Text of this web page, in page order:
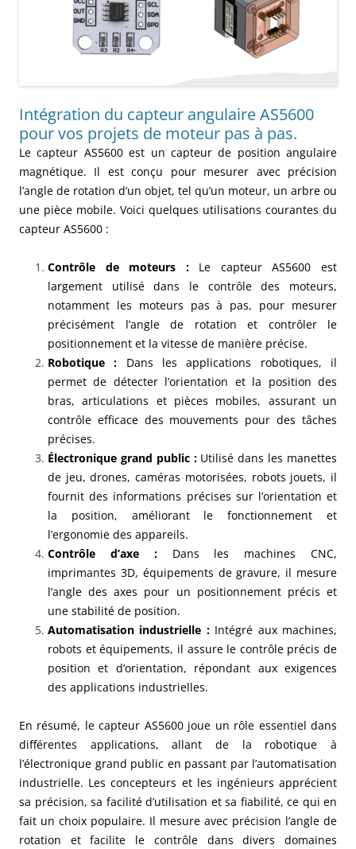
Intégration du capteur angulaire AS5600
pour vos projets de moteur pas à pas.
Le capteur AS5600 est un capteur de position angulaire
magnétique. Il est conçu pour mesurer avec précision
l’angle de rotation d’un objet, tel qu’un moteur, un arbre ou
une pièce mobile. Voici quelques utilisations courantes du
capteur AS5600 :
Contrôle de moteurs :Le capteur AS5600 est
largement utilisé dans le contrôle des moteurs,
notamment les moteurs pas à pas, pour mesurer
précisément l’angle de rotation et contrôler le
positionnement et la vitesse de manière précise.
Robotique : Dans les applications robotiques, il
permet de détecter l’orientation et la position des
bras, articulations et pièces mobiles, assurant un
contrôle efficace des mouvements pour des tâches
précises.
Électronique grand public :Utilisé dans les manettes
de jeu, drones, caméras motorisées, robots jouets, il
fournit des informations précises sur l’orientation et
la position, améliorant le fonctionnement et
l’ergonomie des appareils.
Contrôle d’axe :Dans les machines CNC,
imprimantes 3D, équipements de gravure, il mesure
l’angle des axes pour un positionnement précis et
une stabilité de position.
Automatisation industrielle :Intégré aux machines,
robots et équipements, il assure le contrôle précis de
position et d’orientation, répondant aux exigences
des applications industrielles.
En résumé, le capteur AS5600 joue un rôle essentiel dans
différentes applications, allant de la robotique à
l’électronique grand public en passant par l’automatisation
industrielle. Les concepteurs et les ingénieurs apprécient
sa précision, sa facilité d’utilisation et sa fiabilité, ce qui en
fait un choix populaire. Il mesure avec précision l’angle de
rotation et facilite le contrôle dans divers domaines